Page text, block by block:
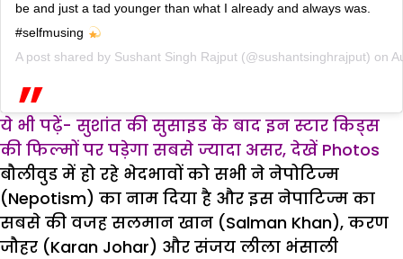
be and just a tad younger than what I already and always was.
#selfmusing
A post shared by Sushant Singh Rajput (@sushantsinghrajput) on
ये भी पढ़ें- सुशांत की सुसाइड के बाद इन स्टार किड्स
की फिल्मों पर पड़ेगा सबसे ज्यादा असर, देखें Photos
बौलीवुड में हो रहे भेदभावों को सभी ने नेपोटिज्म
(Nepotism) का नाम दिया है और इस नेपाटिज्म का
सबसे की वजह सलमान खान (Salman Khan), करण
जौहर (Karan Johar) और संजय लीला भंसाली